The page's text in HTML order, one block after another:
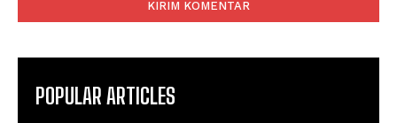
POPULAR ARTICLES